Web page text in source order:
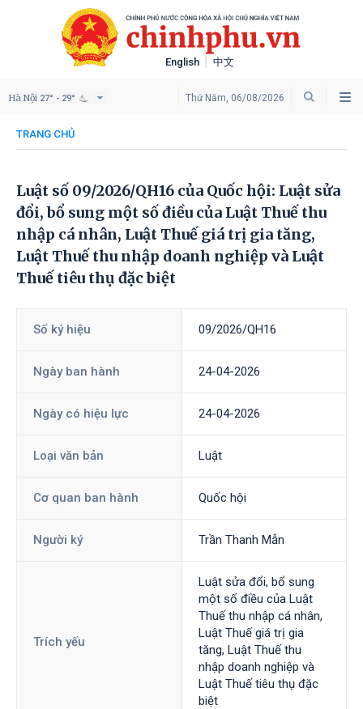
English 中文
Thứ Năm, 06/08/2026
Hà Nội 27° - 29°
TRANG CHỦ
Luật số 09/2026/QH16 của Quốc hội: Luật sửa
đổi, bổ sung một số điều của Luật Thuế thu
nhập cá nhân, Luật Thuế giá trị gia tăng,
Luật Thuế thu nhập doanh nghiệp và Luật
Thuế tiêu thụ đặc biệt
Số ký hiệu 09/2026/QH16
Ngày ban hành 24-04-2026
Ngày có hiệu lực 24-04-2026
Loại văn bản Luật
Cơ quan ban hành Quốc hội
Người ký Trần Thanh Mẫn
Trích yếu
Luật sửa đổi, bổ sung
một số điều của Luật
Thuế thu nhập cá nhân,
Luật Thuế giá trị gia
tăng, Luật Thuế thu
nhập doanh nghiệp và
Luật Thuế tiêu thụ đặc
biệt